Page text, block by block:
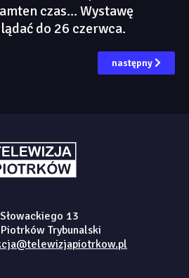
czas... Wystawę
do 26 czerwca.
następny
13
Trybunalski